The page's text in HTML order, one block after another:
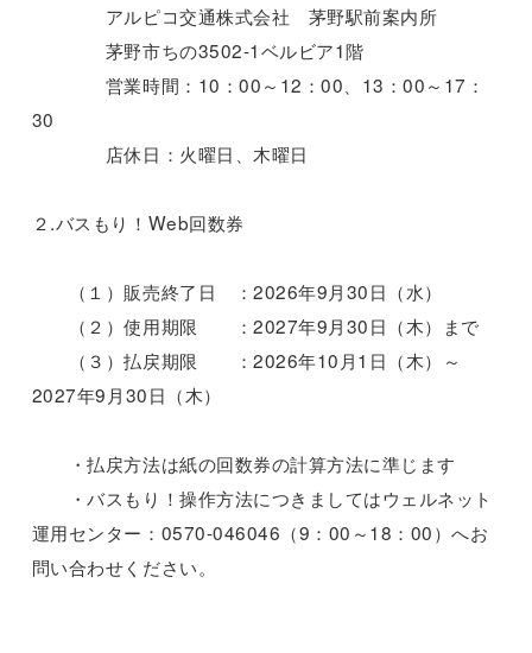
アルピコ交通株式会社 茅野駅前案内所
茅野市ちの3502-1ベルビア1階
営業時間：10：00～12：00、13：00～17：
30
店休日：火曜日、木曜日
２.バスもり！Web回数券
（１）販売終了日 ：2026年9月30日（水）
（２）使用期限 ：2027年9月30日（木）まで
（３）払戻期限 ：2026年10月1日（木）～
2027年9月30日（木）
・払戻方法は紙の回数券の計算方法に準じます
・バスもり！操作方法につきましてはウェルネット
運用センター：0570-046046（9：00～18：00）へお
問い合わせください。